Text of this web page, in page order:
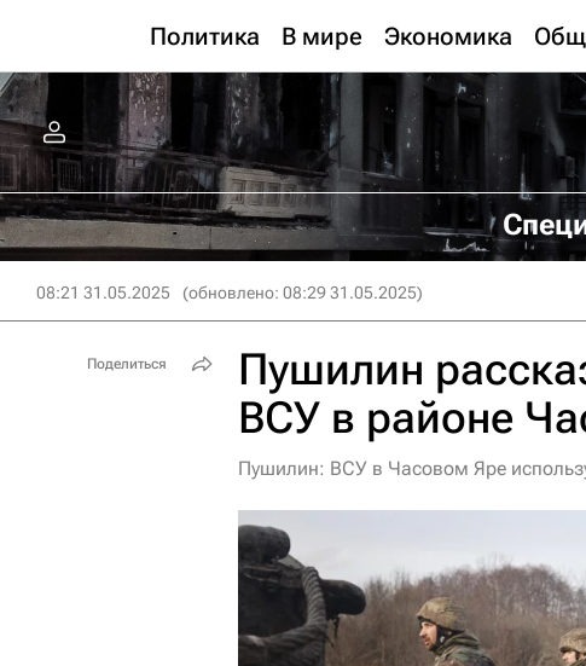
Политика В мире Экономика
08:21 31.05.2025 (обновлено: 08:29 31.05.2025)
Пушилин
ВСУ в районе
Пушилин: ВСУ в Часовом Яре
Поделиться